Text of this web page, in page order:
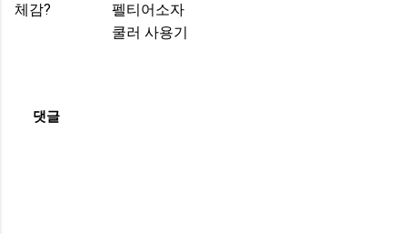
체감?
펠티어소자
쿨러 사용기
댓글